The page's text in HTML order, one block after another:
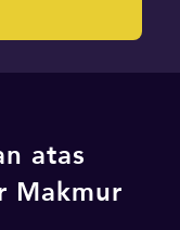
atas
Makmur